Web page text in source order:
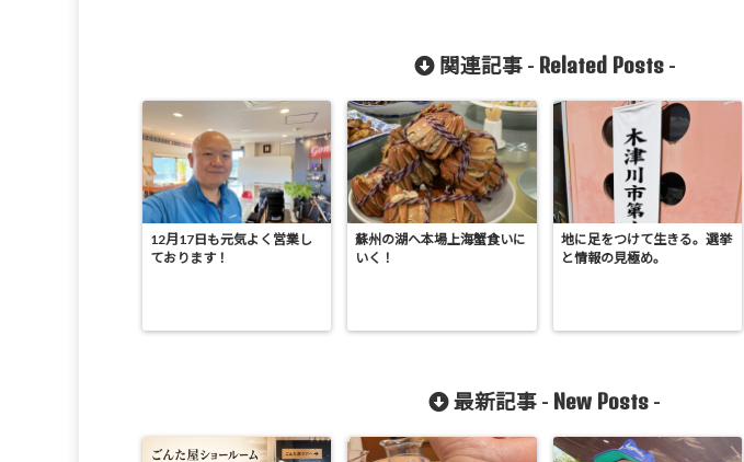
関連記事 - Related Posts-
12月17日も元気よく営業し
ております！
蘇州の湖へ本場上海蟹食いに
いく！
地に足をつけて生きる。選挙
と情報の見極め。
最新記事 - New Posts -